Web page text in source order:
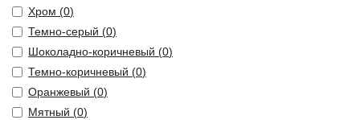
Хром (0)
Темно-серый (0)
Шоколадно-коричневый (0)
Темно-коричневый (0)
Оранжевый (0)
Мятный (0)